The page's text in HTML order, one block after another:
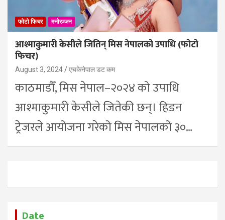
फोटो फिचर मनोरञ्जन
आश्माकुमारी केसीले जितिन् मिस नेपालको उपाधि (फोटो
फिचर)
August 3, 2024 एचकेनेपाल डट कम
काठमाडौँ, मिस नेपाल–२०२४ को उपाधि
आश्माकुमारी केसीले जितेकी छन्। हिडन
ट्रेजरले आयोजना गरेको मिस नेपालको ३०…
Date